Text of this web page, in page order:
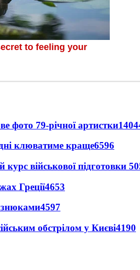
фото 79-річної артистки
клюватиме краще6596
військової підготовки
Греції4653
4597
обстрілом у Києві4190